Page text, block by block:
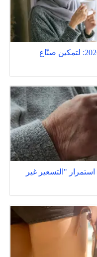
سناب شات في قمّة المليار متابع 2026: لتمكين صنّاع
"التسعير غير